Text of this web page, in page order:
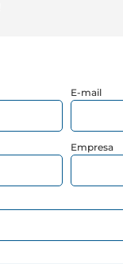
E-mail
Empresa